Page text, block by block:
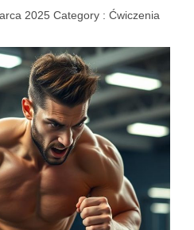
2025 Category : Ćwiczenia